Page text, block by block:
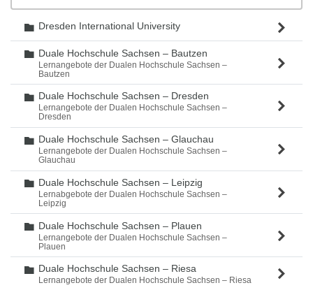
Ordner
Dresden International University
Ordner
Duale Hochschule Sachsen – Bautzen
Lernangebote der Dualen Hochschule Sachsen –
Bautzen
Ordner
Duale Hochschule Sachsen – Dresden
Lernangebote der Dualen Hochschule Sachsen –
Dresden
Ordner
Duale Hochschule Sachsen – Glauchau
Lernangebote der Dualen Hochschule Sachsen –
Glauchau
Ordner
Duale Hochschule Sachsen – Leipzig
Lernabgebote der Dualen Hochschule Sachsen –
Leipzig
Ordner
Duale Hochschule Sachsen – Plauen
Lernangebote der Dualen Hochschule Sachsen –
Plauen
Ordner
Duale Hochschule Sachsen – Riesa
Lernangebote der Dualen Hochschule Sachsen – Riesa